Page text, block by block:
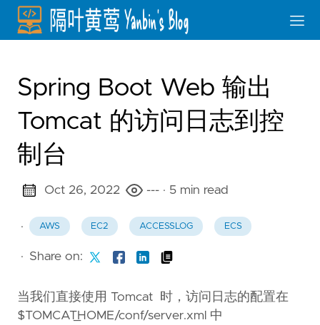
Spring Boot Web 输出
Tomcat 的访问日志到控
制台
Oct 26, 2022 --- · 5 min read
· AWS EC2 ACCESSLOG ECS
· Share on:
当我们直接使用 Tomcat 时，访问日志的配置在
$TOMCAT_HOME/conf/server.xml 中